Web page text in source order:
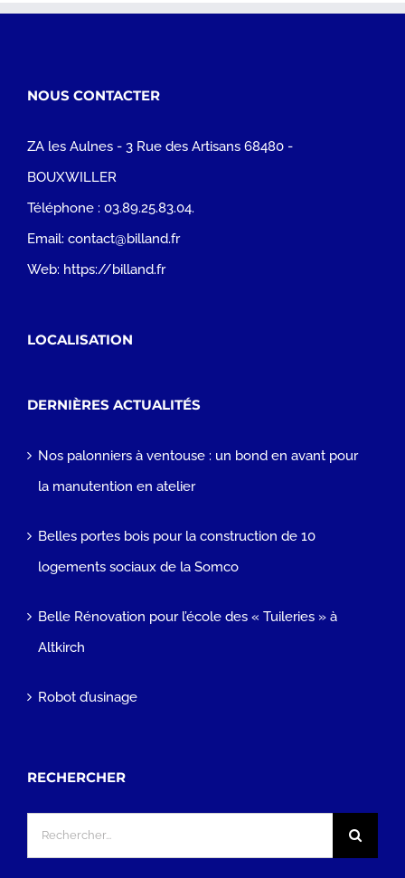
NOUS CONTACTER
ZA les Aulnes - 3 Rue des Artisans 68480 -
BOUXWILLER
Téléphone : 03.89.25.83.04.
Email: contact@billand.fr
Web: https://billand.fr
LOCALISATION
DERNIÈRES ACTUALITÉS
Nos palonniers à ventouse : un bond en avant pour
la manutention en atelier
Belles portes bois pour la construction de 10
logements sociaux de la Somco
Belle Rénovation pour l’école des « Tuileries » à
Altkirch
Robot d’usinage
RECHERCHER
Rechercher: